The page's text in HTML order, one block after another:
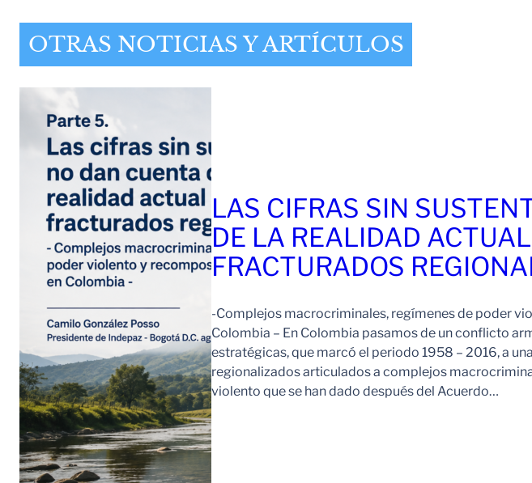
OTRAS NOTICIAS Y ARTÍCULOS
LAS CIFRAS SIN
DE LA REALIDAD
FRACTURADOS
-Complejos macrocriminales, regímenes de poder
Colombia – En Colombia pasamos de un conflicto
estratégicas, que marcó el periodo 1958 – 2016, a
regionalizados articulados a complejos
violento que se han dado después del Acuerdo…